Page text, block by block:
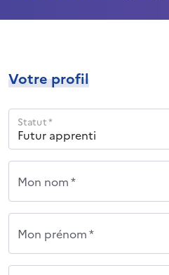
Votre profil
Statut *
Mon nom *
Mon prénom *